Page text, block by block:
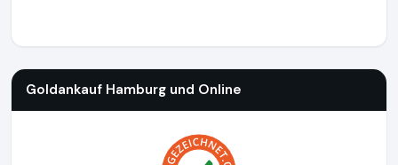
Goldankauf Hamburg und Online